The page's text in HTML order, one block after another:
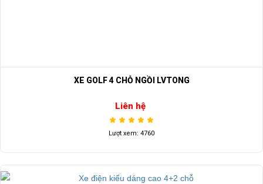
XE GOLF 4 CHỖ NGỒI LVTONG
Liên hệ
Lượt xem: 4760